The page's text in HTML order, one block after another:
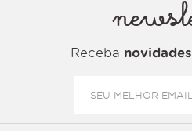
Receba novidades